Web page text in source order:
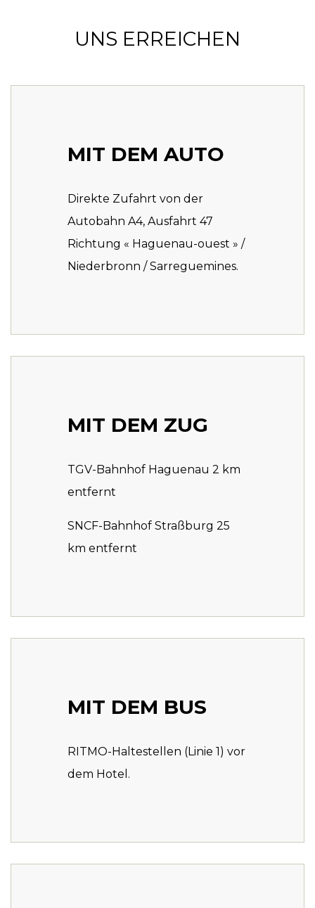
UNS ERREICHEN
MIT DEM AUTO
Direkte Zufahrt von der
Autobahn A4, Ausfahrt 47
Richtung « Haguenau-ouest » /
Niederbronn / Sarreguemines.
MIT DEM ZUG
TGV-Bahnhof Haguenau 2 km
entfernt
SNCF-Bahnhof Straßburg 25
km entfernt
MIT DEM BUS
RITMO-Haltestellen (Linie 1) vor
dem Hotel.